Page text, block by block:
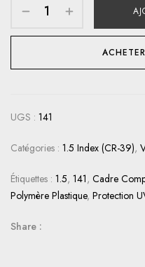
UGS : 141
Catégories : 1.5 Index (CR-39),
Étiquettes : 1.5, 141, Cadre
Polymère Plastique, Protection
Share :